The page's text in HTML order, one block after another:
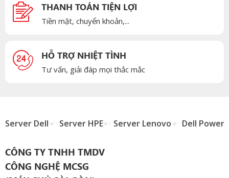
THANH TOÁN TIỆN LỢI
Tiền mặt, chuyển khoản,...
HỖ TRỢ NHIỆT TÌNH
Tư vấn, giải đáp mọi thắc mắc
Server Dell Server HPE Server Lenovo Dell
CÔNG TY TNHH TMDV
CÔNG NGHỆ MCSG